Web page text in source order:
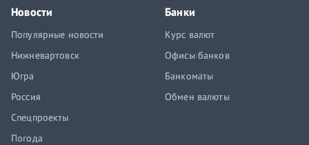
Новости
Популярные новости
Нижневартовск
Югра
Россия
Спецпроекты
Погода
Банки
Курс валют
Офисы банков
Банкоматы
Обмен валюты